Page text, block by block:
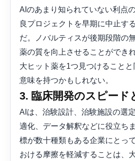
AIのあまり知られていない利点
良プロジェクトを早期に中止す
だ。ノバルティスが後期段階の
薬の質を向上させることができ
大ヒット薬を1つ見つけること
意味を持つかもしれない。
3. 臨床開発のスピード
AIは、治験設計、治験施設の選
適化、データ解釈などに役立ち
標が数十種類もある企業にとっ
おける摩擦を軽減することは、